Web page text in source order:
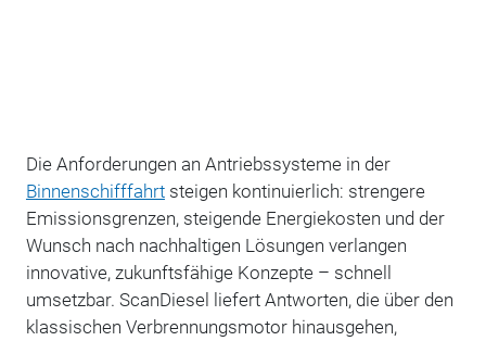
Die Anforderungen an Antriebssysteme in der
Binnenschifffahrtsteigen kontinuierlich: strengere
Emissionsgrenzen, steigende Energiekosten und der
Wunsch nach nachhaltigen Lösungen verlangen
innovative, zukunftsfähige Konzepte – schnell
umsetzbar. ScanDiesel liefert Antworten, die über den
klassischen Verbrennungsmotor hinausgehen,